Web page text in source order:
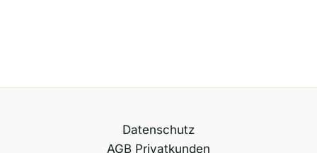
Datenschutz
AGB Privatkunden